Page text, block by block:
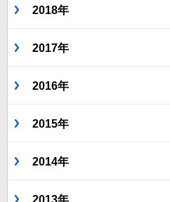
2018年
2017年
2016年
2015年
2014年
2013年